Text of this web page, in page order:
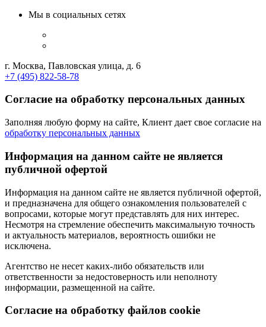
Мы в социальных сетях
г. Москва, Павловская улица, д. 6
+7 (495) 822-58-78
Согласие на обработку персональных данных
Заполняя любую форму на сайте, Клиент дает свое согласие на
обработку персональных данных
Информация на данном сайте не является
публичной офертой
Информация на данном сайте не является публичной офертой,
и предназначена для общего ознакомления пользователей с
вопросами, которые могут представлять для них интерес.
Несмотря на стремление обеспечить максимальную точность
и актуальность материалов, вероятность ошибки не
исключена.
Агентство не несет каких-либо обязательств или
ответственности за недостоверность или неполноту
информации, размещенной на сайте.
Cогласие на обработку файлов cookie